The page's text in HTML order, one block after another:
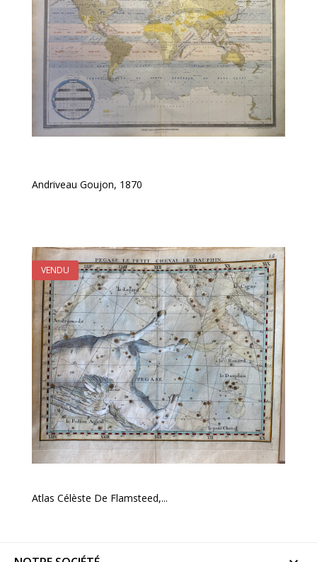
Andriveau Goujon, 1870
Atlas Célèste De Flamsteed,...
VENDU